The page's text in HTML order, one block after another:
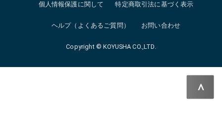
個人情報保護に関して 特定商取引法に基づく表示
ヘルプ（よくあるご質問） お問い合わせ
Copyright © KOYUSHA CO.,LTD.